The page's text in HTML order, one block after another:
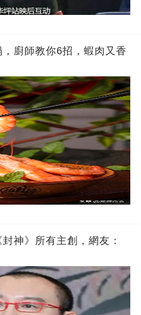
廚師教你6招，蝦肉又香
神》所有主創，網友：